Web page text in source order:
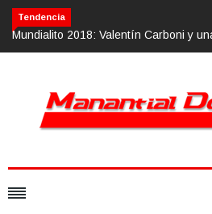
Tendencia
Calvario Race 2018, 10 de noviembre